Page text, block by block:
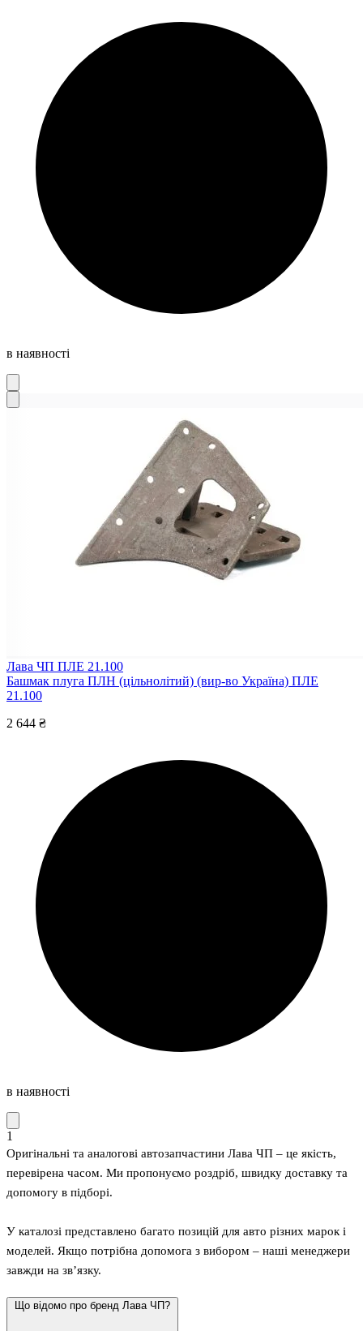
в наявності
Лава ЧП ПЛЕ 21.100
Башмак плуга ПЛН (цільнолітий) (вир-во Україна) ПЛЕ
21.100
2 644 ₴
в наявності
1
Оригінальні та аналогові автозапчастини Лава ЧП – це якість,
перевірена часом. Ми пропонуємо роздріб, швидку доставку та
допомогу в підборі.
У каталозі представлено багато позицій для авто різних марок і
моделей. Якщо потрібна допомога з вибором – наші менеджери
завжди на зв’язку.
Що відомо про бренд Лава ЧП?